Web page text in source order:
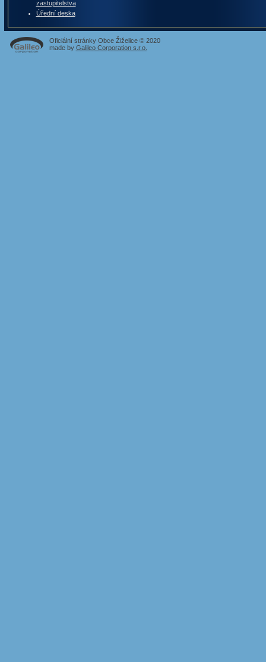
zastupitelstva
Úřední deska
Oficiální stránky Obce Žiželice © 2020
made by Galileo Corporation s.r.o.